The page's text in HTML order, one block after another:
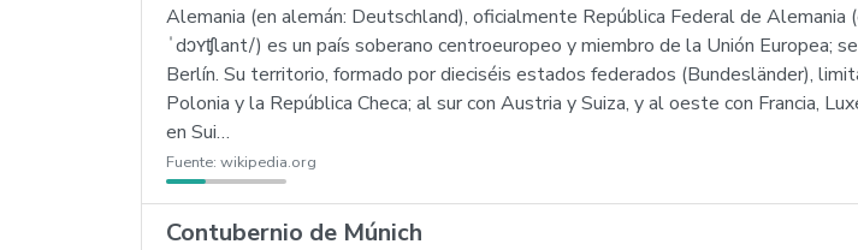
Alemania (en alemán: Deutschland), oficialmente República Federal de
ˈdɔʏʧlant/) es un país soberano centroeuropeo y miembro de la Unión Europea;
Berlín. Su territorio, formado por dieciséis estados federados (Bundesländer),
Polonia y la República Checa; al sur con Austria y Suiza, y al oeste con Francia,
en Sui…
Fuente: wikipedia.org
Contubernio de Múnich